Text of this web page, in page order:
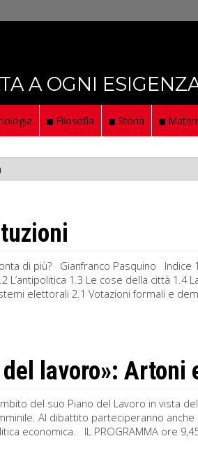
A OGNI
Filosofia Storia
di più? Gianfranco Pasquino Indice
L’antipolitica 1.3 Le cose della città
elettorali 2.1 Votazioni formali e
del lavoro»:
del suo Piano del Lavoro in vista
Al dibattito parteciperanno
economica. IL PROGRAMMA ore